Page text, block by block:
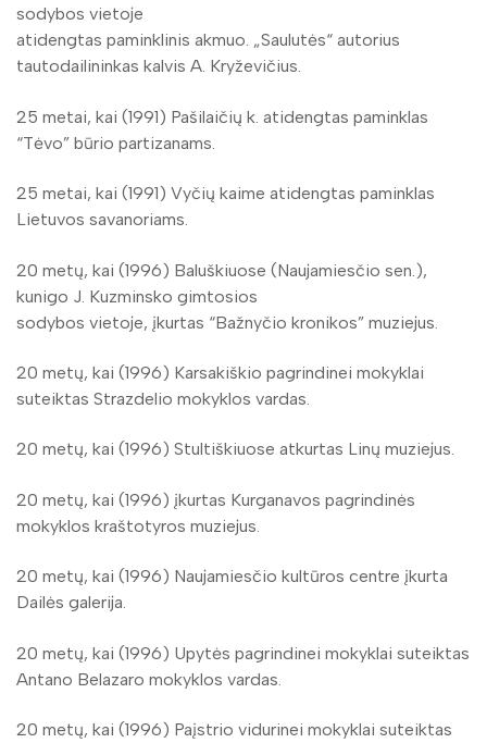
sodybos vietoje
atidengtas paminklinis akmuo. „Saulutės“ autorius
tautodailininkas kalvis A. Kryževičius.
25 metai, kai (1991) Pašilaičių k. atidengtas paminklas
“Tėvo” būrio partizanams.
25 metai, kai (1991) Vyčių kaime atidengtas paminklas
Lietuvos savanoriams.
20 metų, kai (1996) Baluškiuose (Naujamiesčio sen.),
kunigo J. Kuzminsko gimtosios
sodybos vietoje, įkurtas “Bažnyčio kronikos” muziejus.
20 metų, kai (1996) Karsakiškio pagrindinei mokyklai
suteiktas Strazdelio mokyklos vardas.
20 metų, kai (1996) Stultiškiuose atkurtas Linų muziejus.
20 metų, kai (1996) įkurtas Kurganavos pagrindinės
mokyklos kraštotyros muziejus.
20 metų, kai (1996) Naujamiesčio kultūros centre įkurta
Dailės galerija.
20 metų, kai (1996) Upytės pagrindinei mokyklai suteiktas
Antano Belazaro mokyklos vardas.
20 metų, kai (1996) Paįstrio vidurinei mokyklai suteiktas